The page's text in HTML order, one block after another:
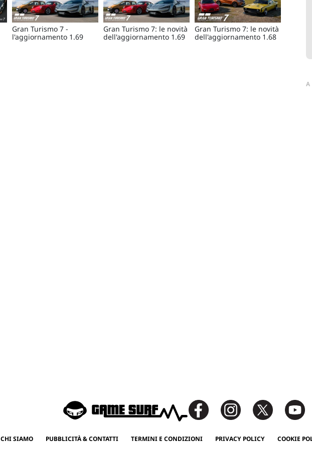
Gran Turismo 7 -
l'aggiornamento 1.69
Gran Turismo 7: le novità
dell'aggiornamento 1.69
Gran Turismo 7: le novità
dell'aggiornamento 1.68
CHI SIAMO PUBBLICITÀ & CONTATTI TERMINI E CONDIZIONI PRIVACY POLICY COOKIE